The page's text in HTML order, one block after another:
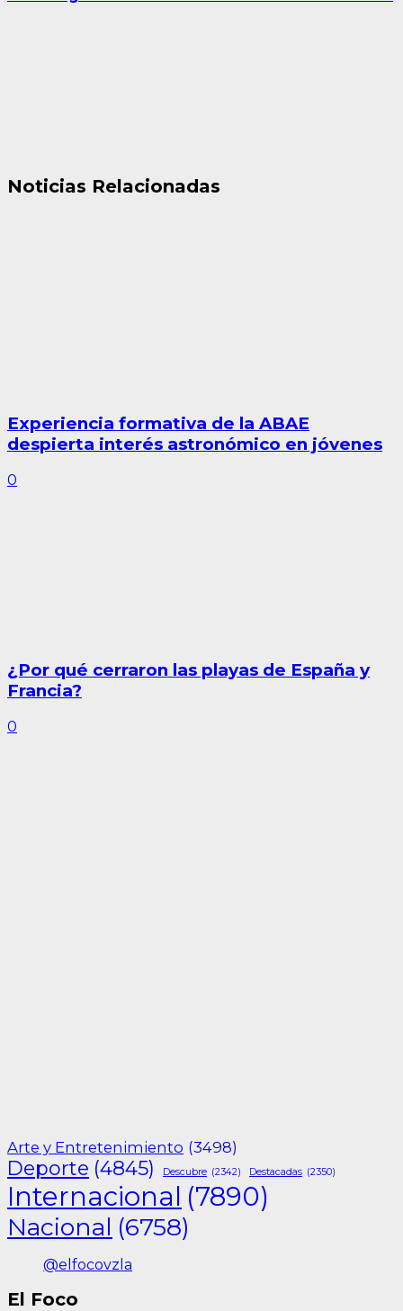
Noticias Relacionadas
Experiencia formativa de la ABAE
despierta interés astronómico en jóvenes
0
¿Por qué cerraron las playas de España y
Francia?
0
Arte y Entretenimiento (3498)
Deporte (4845) Descubre (2342) Destacadas (2350)
Internacional (7890)
Nacional (6758)
@elfocovzla
El Foco